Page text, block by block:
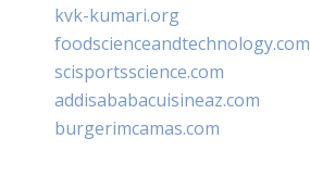
kvk-kumari.org
foodscienceandtechnology.com
scisportsscience.com
addisababacuisineaz.com
burgerimcamas.com